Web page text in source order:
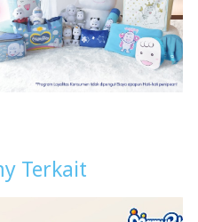
Terkait